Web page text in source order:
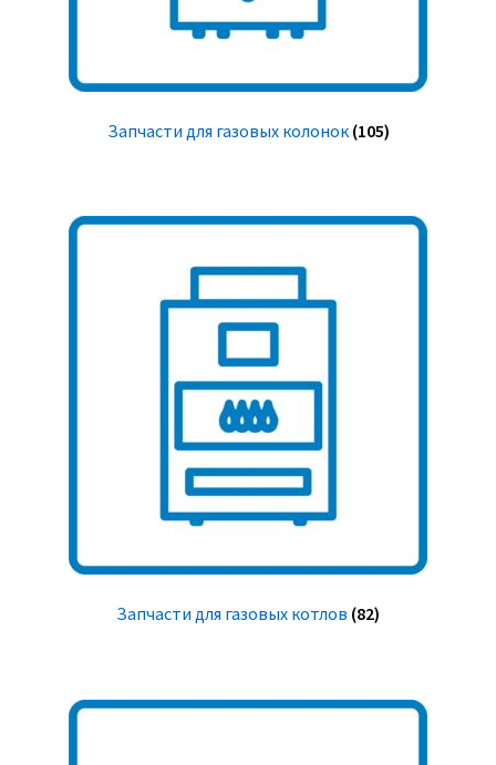
Запчасти для газовых колонок (105)
Запчасти для газовых котлов (82)